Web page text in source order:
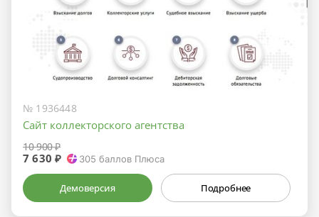
№ 1936448
Сайт коллекторского агентства
10 900 ₽
7 630 ₽ 305 баллов Плюса
Демоверсия Подробнее